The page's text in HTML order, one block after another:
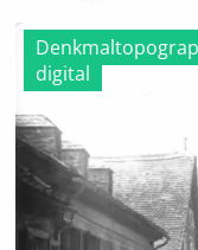
digital